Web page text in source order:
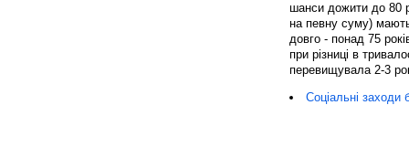
шанси дожити до 80
на певну суму)
довго - понад 75
при різниці в
перевищувала 2-3
Соціальні заходи